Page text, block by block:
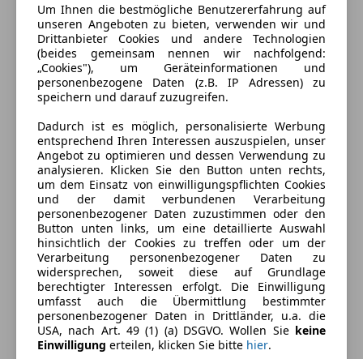
Energieverbrauch
Kraftstoff
Benzin
Kraftstoffverbrauch
4,30l/100 km (komb.)
CO₂-Emissionen
99 g/km (komb.)
Ausstattung
Komfort
Armlehne
Beheizbare Frontscheibe
Beheizbares Lenkrad
Mehr anzeigen
Farbe und Innenausstattung
Um Ihnen die bestmögliche Benutzererfahrung auf
unseren Angeboten zu bieten, verwenden wir und
Drittanbieter Cookies und andere Technologien
(beides gemeinsam nennen wir nachfolgend:
„Cookies"), um Geräteinformationen und
personenbezogene Daten (z.B. IP Adressen) zu
speichern und darauf zuzugreifen.
Dadurch ist es möglich, personalisierte Werbung
entsprechend Ihren Interessen auszuspielen, unser
Angebot zu optimieren und dessen Verwendung zu
analysieren. Klicken Sie den Button unten rechts,
um dem Einsatz von einwilligungspflichten Cookies
und der damit verbundenen Verarbeitung
personenbezogener Daten zuzustimmen oder den
Button unten links, um eine detaillierte Auswahl
hinsichtlich der Cookies zu treffen oder um der
Verarbeitung personenbezogener Daten zu
widersprechen, soweit diese auf Grundlage
berechtigter Interessen erfolgt. Die Einwilligung
umfasst auch die Übermittlung bestimmter
personenbezogener Daten in Drittländer, u.a. die
USA, nach Art. 49 (1) (a) DSGVO. Wollen Sie keine
Einwilligung erteilen, klicken Sie bitte hier.